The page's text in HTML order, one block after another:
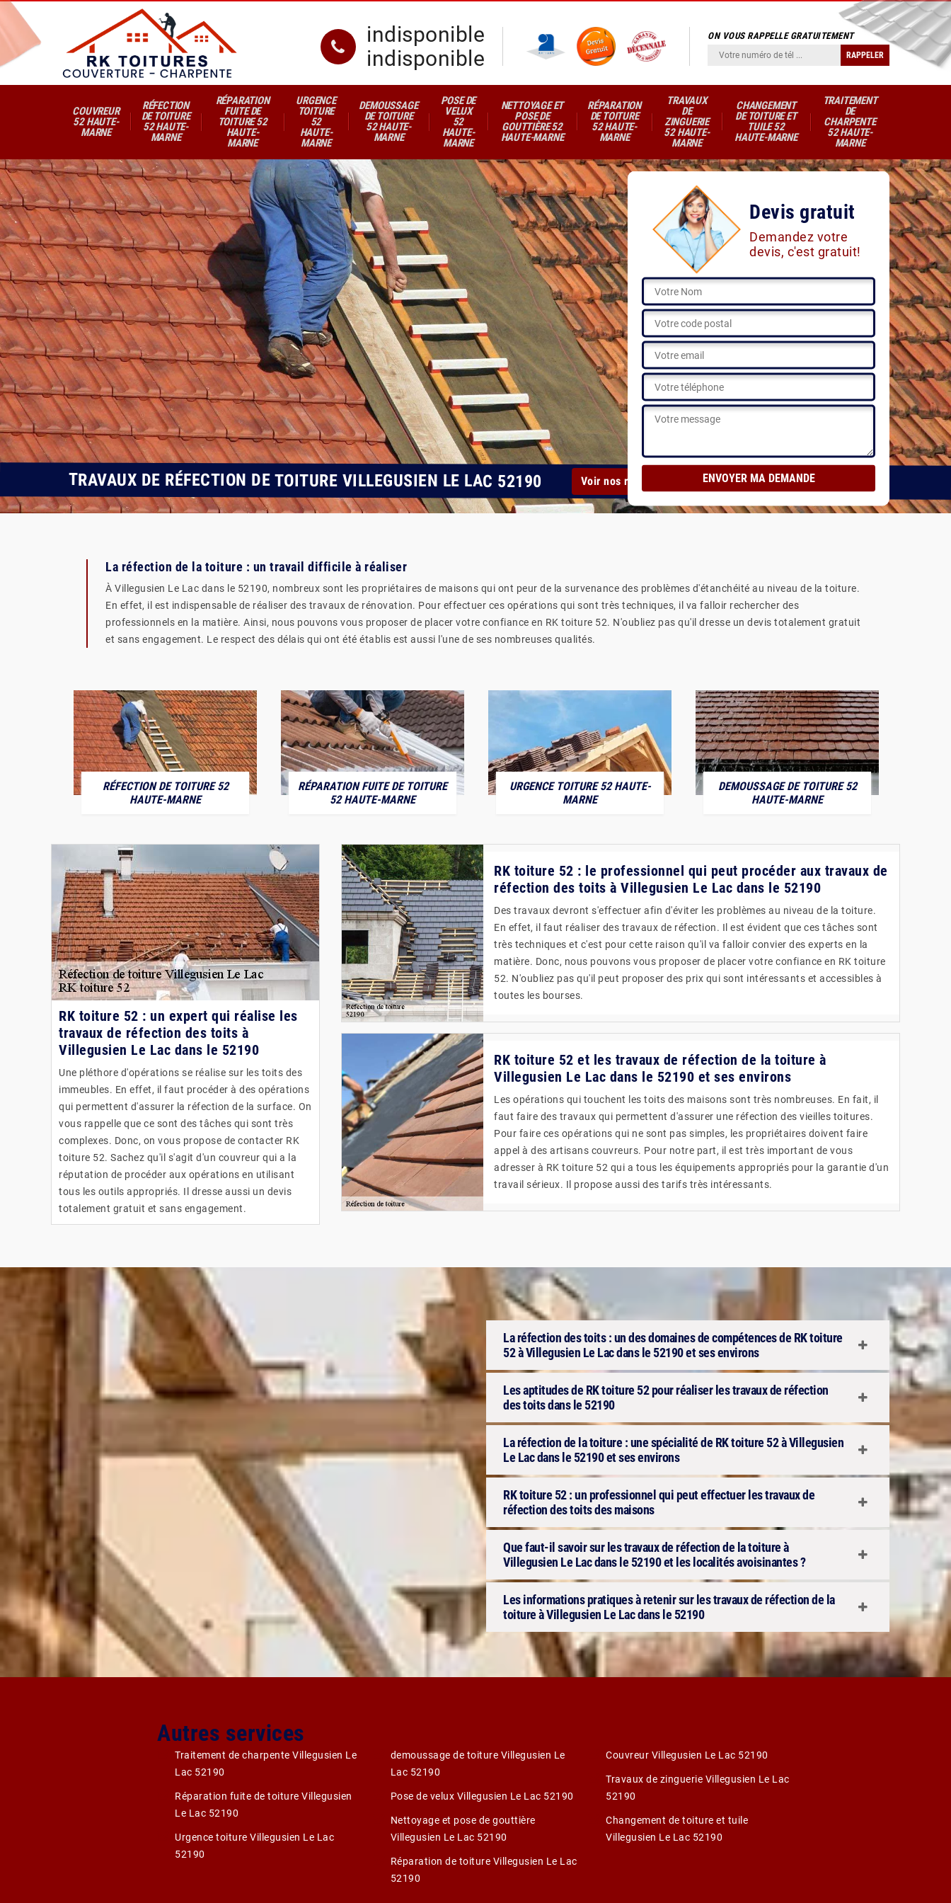
indisponible
indisponible
ON VOUS RAPPELLE GRATUITEMENT
COUVREUR
52 HAUTE-
MARNE
RÉFECTION
DE TOITURE
52 HAUTE-
MARNE
RÉPARATION
FUITE DE
TOITURE 52
HAUTE-
MARNE
URGENCE
TOITURE
52
HAUTE-
MARNE
DEMOUSSAGE
DE TOITURE
52 HAUTE-
MARNE
POSE DE
VELUX
52
HAUTE-
MARNE
NETTOYAGE ET
POSE DE
GOUTTIÈRE 52
HAUTE-MARNE
RÉPARATION
DE TOITURE
52 HAUTE-
MARNE
TRAVAUX
DE
ZINGUERIE
52 HAUTE-
MARNE
CHANGEMENT
DE TOITURE ET
TUILE 52
HAUTE-MARNE
TRAITEMENT
DE
CHARPENTE
52 HAUTE-
MARNE
Devis gratuit
Demandez votre
devis, c'est gratuit!
TRAVAUX DE RÉFECTION DE TOITURE VILLEGUSIEN LE LAC 52190 Voir nos réalisations
La réfection de la toiture : un travail difficile à réaliser
À Villegusien Le Lac dans le 52190, nombreux sont les propriétaires de maisons qui ont peur de la survenance des problèmes d'étanchéité au niveau de la toiture.
En effet, il est indispensable de réaliser des travaux de rénovation. Pour effectuer ces opérations qui sont très techniques, il va falloir rechercher des
professionnels en la matière. Ainsi, nous pouvons vous proposer de placer votre confiance en RK toiture 52. N'oubliez pas qu'il dresse un devis totalement gratuit
et sans engagement. Le respect des délais qui ont été établis est aussi l'une de ses nombreuses qualités.
RÉFECTION DE TOITURE 52
HAUTE-MARNE
RÉPARATION FUITE DE TOITURE
52 HAUTE-MARNE
URGENCE TOITURE 52 HAUTE-
MARNE
DEMOUSSAGE DE TOITURE 52
HAUTE-MARNE
RK toiture 52 : un expert qui réalise les
travaux de réfection des toits à
Villegusien Le Lac dans le 52190
Une pléthore d'opérations se réalise sur les toits des
immeubles. En effet, il faut procéder à des opérations
qui permettent d'assurer la réfection de la surface. On
vous rappelle que ce sont des tâches qui sont très
complexes. Donc, on vous propose de contacter RK
toiture 52. Sachez qu'il s'agit d'un couvreur qui a la
réputation de procéder aux opérations en utilisant
tous les outils appropriés. Il dresse aussi un devis
totalement gratuit et sans engagement.
RK toiture 52 : le professionnel qui peut procéder aux travaux de
réfection des toits à Villegusien Le Lac dans le 52190
Des travaux devront s'effectuer afin d'éviter les problèmes au niveau de la toiture.
En effet, il faut réaliser des travaux de réfection. Il est évident que ces tâches sont
très techniques et c'est pour cette raison qu'il va falloir convier des experts en la
matière. Donc, nous pouvons vous proposer de placer votre confiance en RK toiture
52. N'oubliez pas qu'il peut proposer des prix qui sont intéressants et accessibles à
toutes les bourses.
RK toiture 52 et les travaux de réfection de la toiture à
Villegusien Le Lac dans le 52190 et ses environs
Les opérations qui touchent les toits des maisons sont très nombreuses. En fait, il
faut faire des travaux qui permettent d'assurer une réfection des vieilles toitures.
Pour faire ces opérations qui ne sont pas simples, les propriétaires doivent faire
appel à des artisans couvreurs. Pour notre part, il est très important de vous
adresser à RK toiture 52 qui a tous les équipements appropriés pour la garantie d'un
travail sérieux. Il propose aussi des tarifs très intéressants.
La réfection des toits : un des domaines de compétences de RK toiture
52 à Villegusien Le Lac dans le 52190 et ses environs
Les aptitudes de RK toiture 52 pour réaliser les travaux de réfection
des toits dans le 52190
La réfection de la toiture : une spécialité de RK toiture 52 à Villegusien
Le Lac dans le 52190 et ses environs
RK toiture 52 : un professionnel qui peut effectuer les travaux de
réfection des toits des maisons
Que faut-il savoir sur les travaux de réfection de la toiture à
Villegusien Le Lac dans le 52190 et les localités avoisinantes ?
Les informations pratiques à retenir sur les travaux de réfection de la
toiture à Villegusien Le Lac dans le 52190
Autres services
Traitement de charpente Villegusien Le
Lac 52190
Réparation fuite de toiture Villegusien
Le Lac 52190
Urgence toiture Villegusien Le Lac
52190
demoussage de toiture Villegusien Le
Lac 52190
Pose de velux Villegusien Le Lac 52190
Nettoyage et pose de gouttière
Villegusien Le Lac 52190
Réparation de toiture Villegusien Le Lac
52190
Couvreur Villegusien Le Lac 52190
Travaux de zinguerie Villegusien Le Lac
52190
Changement de toiture et tuile
Villegusien Le Lac 52190